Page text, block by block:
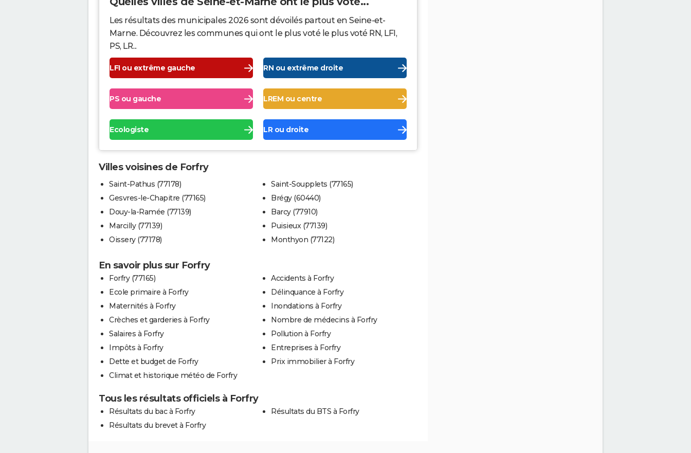
Les résultats des municipales 2026 sont dévoilés partout en Seine-et-
Marne. Découvrez les communes qui ont le plus voté le plus voté RN, LFI,
PS, LR...
LFI ou extrême gauche RN ou extrême droite
PS ou gauche LREM ou centre
Ecologiste LR ou droite
Villes voisines de Forfry
Saint-Pathus (77178)
Gesvres-le-Chapitre (77165)
Douy-la-Ramée (77139)
Marcilly (77139)
Oissery (77178)
Saint-Soupplets (77165)
Brégy (60440)
Barcy (77910)
Puisieux (77139)
Monthyon (77122)
En savoir plus sur Forfry
Forfry (77165)
Ecole primaire à Forfry
Maternités à Forfry
Crèches et garderies à Forfry
Salaires à Forfry
Impôts à Forfry
Dette et budget de Forfry
Climat et historique météo de Forfry
Accidents à Forfry
Délinquance à Forfry
Inondations à Forfry
Nombre de médecins à Forfry
Pollution à Forfry
Entreprises à Forfry
Prix immobilier à Forfry
Tous les résultats officiels à Forfry
Résultats du bac à Forfry
Résultats du brevet à Forfry
Résultats du BTS à Forfry